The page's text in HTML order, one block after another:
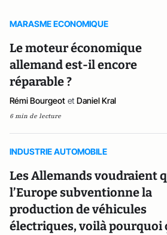
MARASME ECONOMIQUE
Le moteur économique
allemand est-il encore
réparable ?
Rémi Bourgeot et Daniel Kral
6 min de lecture
INDUSTRIE AUTOMOBILE
Les Allemands voudraient
l’Europe subventionne la
production de véhicules
électriques, voilà pourquoi